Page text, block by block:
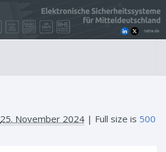
25. November 2024 | Full size is 500